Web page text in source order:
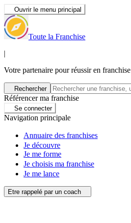
Ouvrir le menu principal
Toute la Franchise
|
Votre partenaire pour réussir en franchise
Rechercher
Référencer ma franchise
Se connecter
Navigation principale
Annuaire des franchises
Je découvre
Je me forme
Je choisis ma franchise
Je me lance
Etre rappelé par un coach